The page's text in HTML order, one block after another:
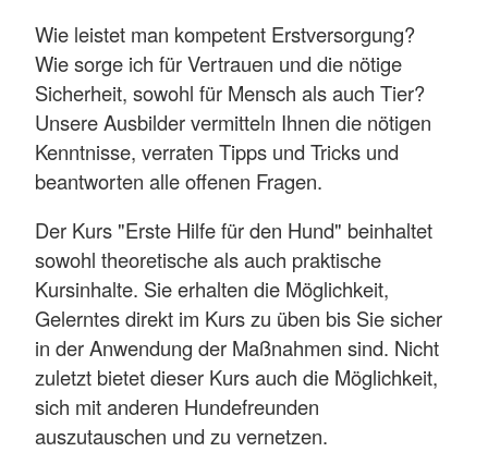
Wie leistet man kompetent Erstversorgung?
Wie sorge ich für Vertrauen und die nötige
Sicherheit, sowohl für Mensch als auch Tier?
Unsere Ausbilder vermitteln Ihnen die nötigen
Kenntnisse, verraten Tipps und Tricks und
beantworten alle offenen Fragen.
Der Kurs "Erste Hilfe für den Hund" beinhaltet
sowohl theoretische als auch praktische
Kursinhalte. Sie erhalten die Möglichkeit,
Gelerntes direkt im Kurs zu üben bis Sie sicher
in der Anwendung der Maßnahmen sind. Nicht
zuletzt bietet dieser Kurs auch die Möglichkeit,
sich mit anderen Hundefreunden
auszutauschen und zu vernetzen.